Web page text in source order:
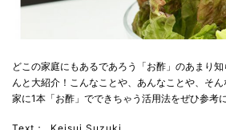
どこの家庭にもあるであろう「お酢」のあまり
んと大紹介！こんなことや、あんなことや、そ
家に1本「お酢」でできちゃう活用法をぜひ参考